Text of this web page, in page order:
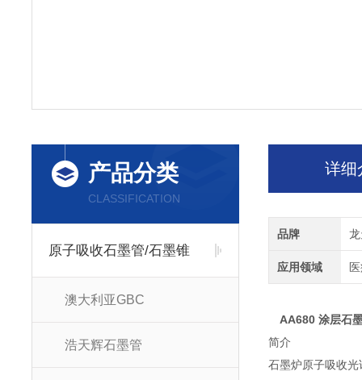
产品分类
CLASSIFICATION
原子吸收石墨管/石墨锥
澳大利亚GBC
浩天辉石墨管
详细
品牌
应用领域
AA680 涂层石
简
石墨炉原子吸收